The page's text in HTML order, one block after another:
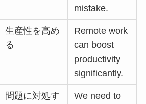
mistake.
生産性を高め
る
Remote work
can boost
productivity
significantly.
問題に対処す
We need to